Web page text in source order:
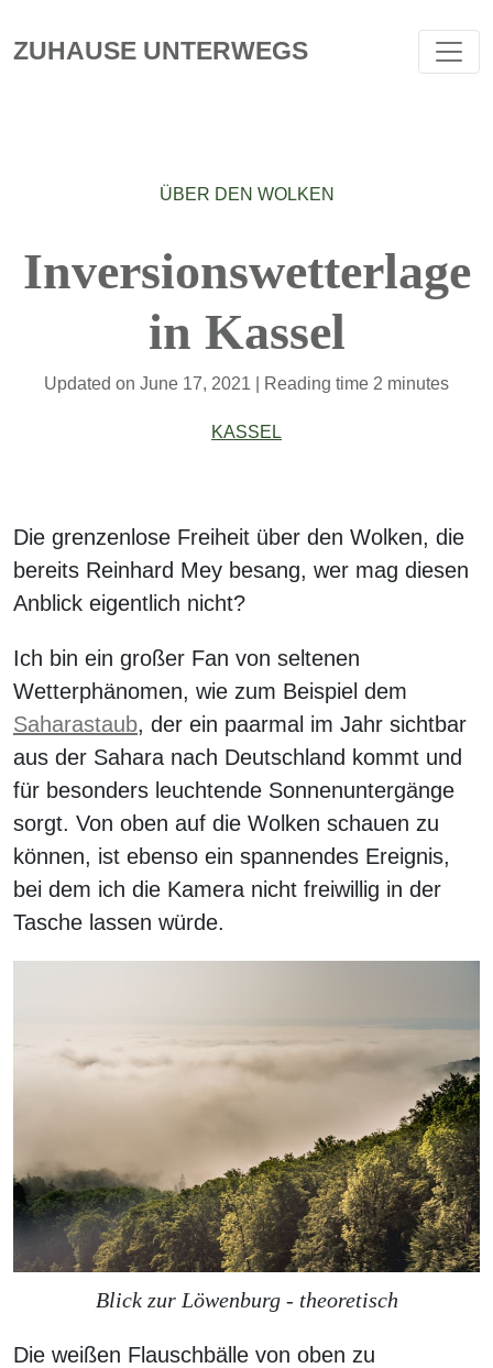
ZUHAUSE UNTERWEGS
ÜBER DEN WOLKEN
Inversionswetterlage
in Kassel
Updated on June 17, 2021 | Reading time 2 minutes
KASSEL
Die grenzenlose Freiheit über den Wolken, die
bereits Reinhard Mey besang, wer mag diesen
Anblick eigentlich nicht?
Ich bin ein großer Fan von seltenen
Wetterphänomen, wie zum Beispiel dem
Saharastaub, der ein paarmal im Jahr sichtbar
aus der Sahara nach Deutschland kommt und
für besonders leuchtende Sonnenuntergänge
sorgt. Von oben auf die Wolken schauen zu
können, ist ebenso ein spannendes Ereignis,
bei dem ich die Kamera nicht freiwillig in der
Tasche lassen würde.
Blick zur Löwenburg - theoretisch
Die weißen Flauschbälle von oben zu